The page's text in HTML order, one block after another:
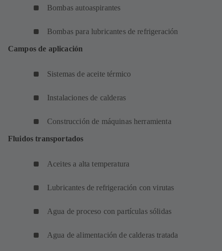
Bombas autoaspirantes
Bombas para lubricantes de refrigeración
Campos de aplicación
Sistemas de aceite térmico
Instalaciones de calderas
Construcción de máquinas herramienta
Fluidos transportados
Aceites a alta temperatura
Lubricantes de refrigeración con virutas
Agua de proceso con partículas sólidas
Agua de alimentación de calderas tratada